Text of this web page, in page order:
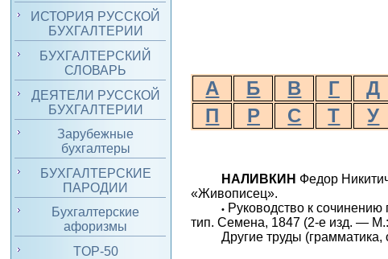
ИСТОРИЯ РУССКОЙ
БУХГАЛТЕРИИ
БУХГАЛТЕРСКИЙ
СЛОВАРЬ
ДЕЯТЕЛИ РУССКОЙ
БУХГАЛТЕРИИ
Зарубежные
бухгалтеры
БУХГАЛТЕРСКИЕ
ПАРОДИИ
Бухгалтерские
афоризмы
TOP-50
А Б В Г Д
П
Р С Т У
НАЛИВКИН Федор
«Живописец».
• Руководство к
тип. Семена, 1847 (2-е изд. — М.:
Другие труды